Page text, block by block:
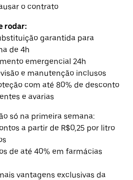
o contrato
rodar:
garantida para
de 4h
emergencial 24h
e manutenção inclusos
com até 80% de desconto
e avarias
só na primeira semana:
a partir de R$0,25 por litro
de até 40% em farmácias
vantagens exclusivas da